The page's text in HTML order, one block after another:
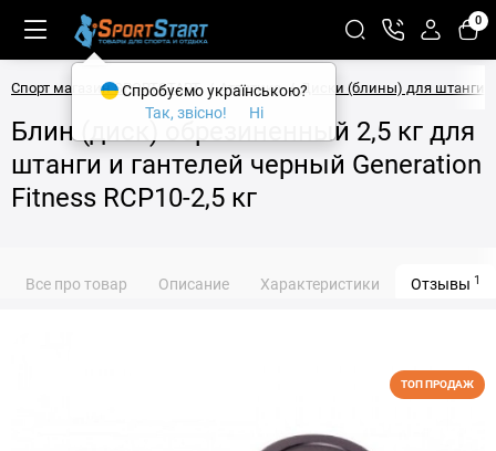
0
Спорт магазин SPORTSTART Атлетика Диски (блины) для штанги
Блин (диск) обрезиненный 2,5 кг для
штанги и гантелей черный Generation
Fitness RCP10-2,5 кг
Все про товар Описание Характеристики Отзывы 1
ТОП ПРОДАЖ
Спробуємо українською?
Так, звісно!
Ні